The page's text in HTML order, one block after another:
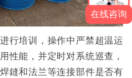
行培训，操作中严禁超温运
性能，并定时对系统巡查，
鏠和法兰等连接部件是否有
在线咨询